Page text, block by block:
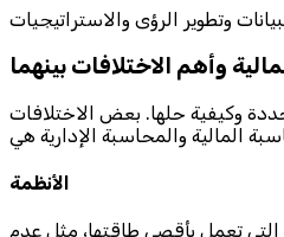
وأهم الاختلافات بينهما
وكيفية حلها. بعض الاختلافات
الأنظمة
التي تعمل بأقصى طاقتها، مثل عدم